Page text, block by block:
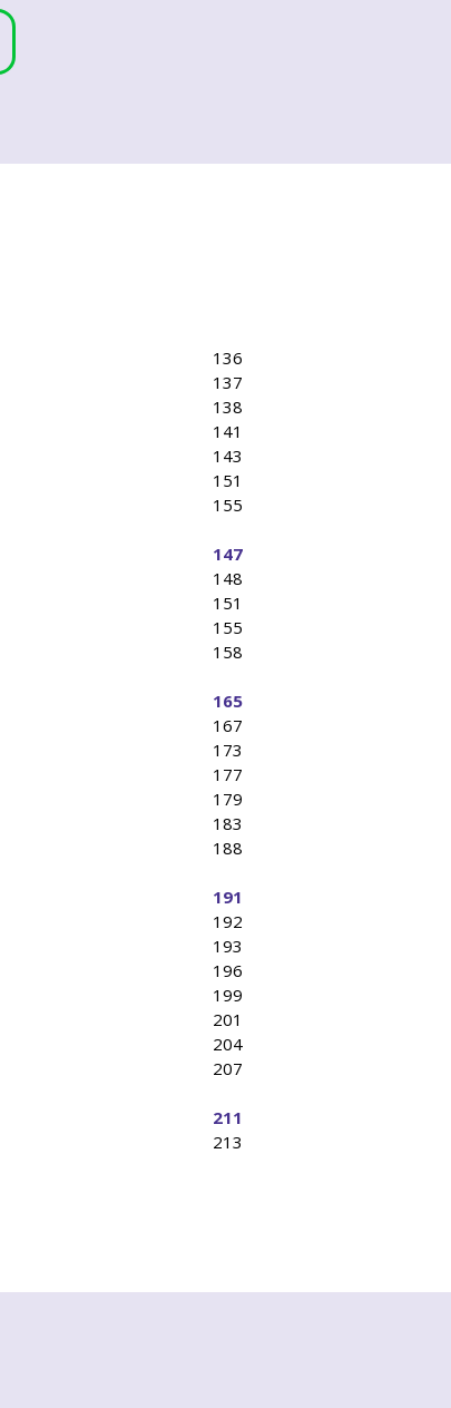
136
137
138
141
143
151
155
147
148
151
155
158
165
167
173
177
179
183
188
191
192
193
196
199
201
204
207
211
213